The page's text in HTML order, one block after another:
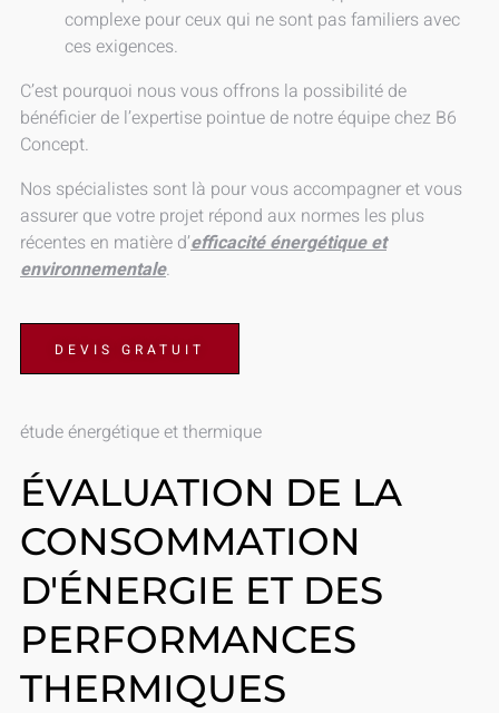
complexe pour ceux qui ne sont pas familiers avec
ces exigences.
C’est pourquoi nous vous offrons la possibilité de
bénéficier de l’expertise pointue de notre équipe chez B6
Concept.
Nos spécialistes sont là pour vous accompagner et vous
assurer que votre projet répond aux normes les plus
récentes en matière d’efficacité énergétique et
environnementale.
DEVIS GRATUIT
étude énergétique et thermique
ÉVALUATION DE LA
CONSOMMATION
D'ÉNERGIE ET DES
PERFORMANCES
THERMIQUES